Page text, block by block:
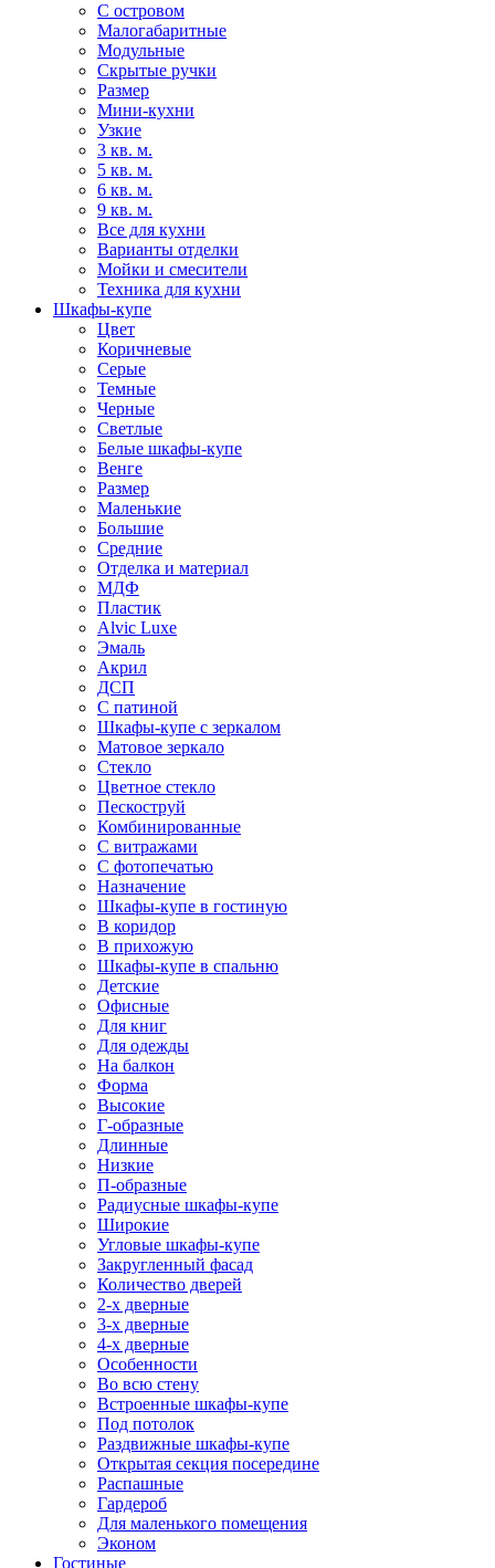
С островом
Малогабаритные
Модульные
Скрытые ручки
Размер
Мини-кухни
Узкие
3 кв. м.
5 кв. м.
6 кв. м.
9 кв. м.
Все для кухни
Варианты отделки
Мойки и смесители
Техника для кухни
Шкафы-купе
Цвет
Коричневые
Серые
Темные
Черные
Светлые
Белые шкафы-купе
Венге
Размер
Маленькие
Большие
Средние
Отделка и материал
МДФ
Пластик
Alvic Luxe
Эмаль
Акрил
ДСП
С патиной
Шкафы-купе с зеркалом
Матовое зеркало
Стекло
Цветное стекло
Пескоструй
Комбинированные
С витражами
С фотопечатью
Назначение
Шкафы-купе в гостиную
В коридор
В прихожую
Шкафы-купе в спальню
Детские
Офисные
Для книг
Для одежды
На балкон
Форма
Высокие
Г-образные
Длинные
Низкие
П-образные
Радиусные шкафы-купе
Широкие
Угловые шкафы-купе
Закругленный фасад
Количество дверей
2-х дверные
3-х дверные
4-х дверные
Особенности
Во всю стену
Встроенные шкафы-купе
Под потолок
Раздвижные шкафы-купе
Открытая секция посередине
Распашные
Гардероб
Для маленького помещения
Эконом
Гостиные